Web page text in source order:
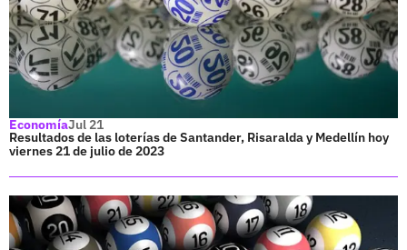
EconomíaJul 21
Resultados de las loterías de Santander, Risaralda y Medellín hoy
viernes 21 de julio de 2023